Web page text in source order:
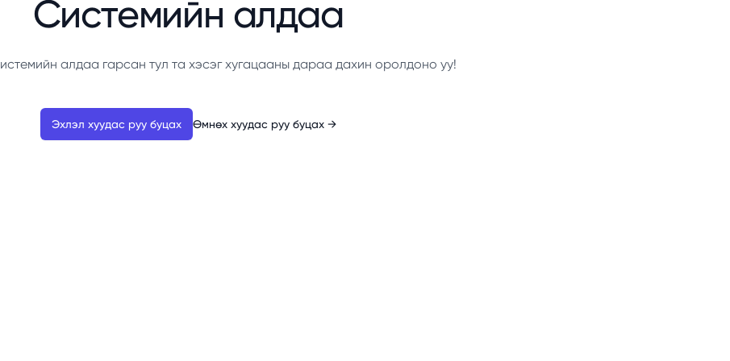
Системийн алдаа
алдаа гарсан тул та хэсэг хугацааны дараа дахин оролдоно уу!
Эхлэл хуудас руу буцах Өмнөх хуудас руу буцах →